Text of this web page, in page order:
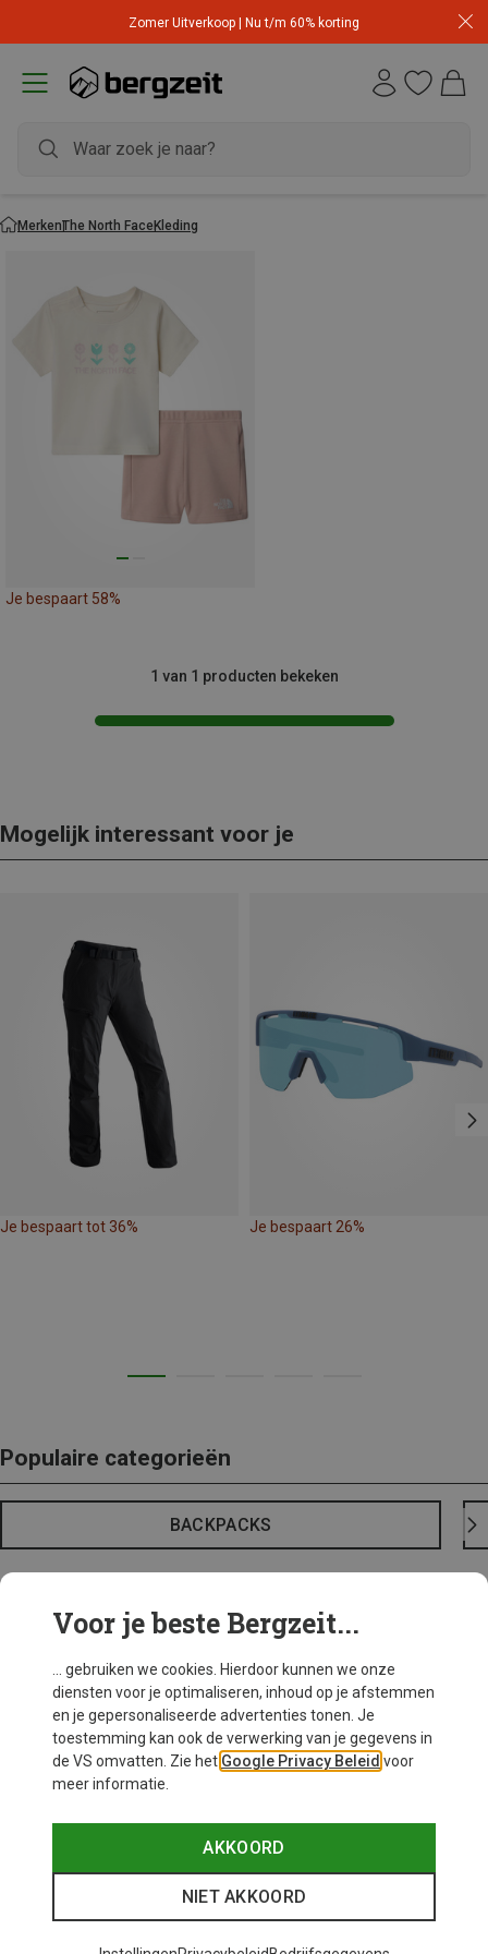
Zomer Uitverkoop | Nu t/m 60% korting
MerkenThe North FaceKleding
Je bespaart 58%
1 van 1 producten bekeken
Mogelijk interessant voor je
Je bespaart tot 36% Je bespaart 26%
Populaire categorieën
BACKPACKS
Voor je beste Bergzeit...
... gebruiken we cookies. Hierdoor kunnen we onze
diensten voor je optimaliseren, inhoud op je afstemmen
en je gepersonaliseerde advertenties tonen. Je
toestemming kan ook de verwerking van je gegevens in
de VS omvatten. Zie het Google Privacy Beleid voor
meer informatie.
AKKOORD
NIET AKKOORD